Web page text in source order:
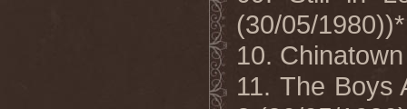
(30/05/1980))*
10.
11. The Boys